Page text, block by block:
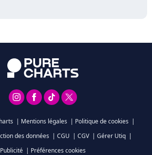
| Mentions légales | Politique de cookies |
des données | CGU | CGV | Gérer Utiq |
Publicité | Préférences cookies